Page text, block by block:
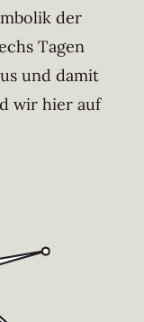
der
Tagen
und damit
wir hier auf